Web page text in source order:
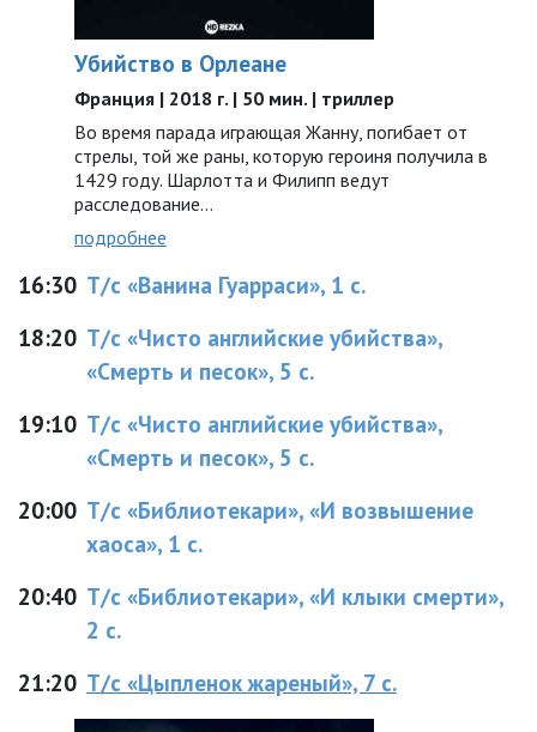
Убийство в Орлеане
Франция | 2018 г. | 50 мин. | триллер
Во время парада играющая Жанну, погибает от
стрелы, той же раны, которую героиня получила в
1429 году. Шарлотта и Филипп ведут
расследование…
подробнее
16:30 Т/с «Ванина Гуарраси», 1 с.
18:20 Т/с «Чисто английские убийства»,
«Смерть и песок», 5 с.
19:10 Т/с «Чисто английские убийства»,
«Смерть и песок», 5 с.
20:00 Т/с «Библиотекари», «И возвышение
хаоса», 1 с.
20:40 Т/с «Библиотекари», «И клыки смерти»,
2 с.
21:20 Т/с «Цыпленок жареный», 7 с.